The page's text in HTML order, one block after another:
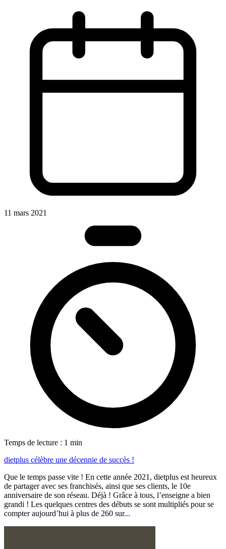
11 mars 2021
Temps de lecture : 1 min
dietplus célèbre une décennie de succès !
Que le temps passe vite ! En cette année 2021, dietplus est heureux
de partager avec ses franchisés, ainsi que ses clients, le 10e
anniversaire de son réseau. Déjà ! Grâce à tous, l’enseigne a bien
grandi ! Les quelques centres des débuts se sont multipliés pour se
compter aujourd’hui à plus de 260 sur...